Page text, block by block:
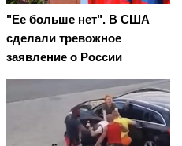
"Ее больше нет". В США
сделали тревожное
заявление о России